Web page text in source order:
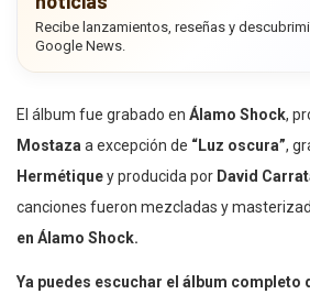
Recibe lanzamientos, reseñas y
Google News.
El álbum fue grabado en Álamo Shock,
Mostazaa excepción de “Luz oscura”,
Hermétiquey producida por David
canciones fueron mezcladas y
en Álamo Shock.
Ya puedes escuchar el álbum completo